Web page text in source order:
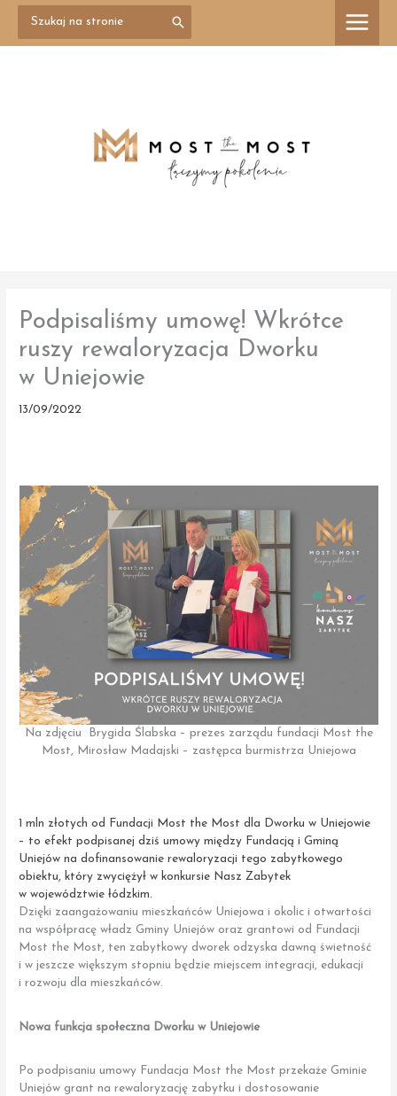
Przejdź
treści
for:
Podpisaliśmy umowę! Wkrótce
ruszy rewaloryzacja Dworku
w Uniejowie
13/09/2022
Na zdjęciu Brygida Ślabska – prezes zarządu fundacji Most the
Most, Mirosław Madajski – zastępca burmistrza Uniejowa
1 mln złotych od Fundacji Most the Most dla Dworku w Uniejowie
– to efekt podpisanej dziś umowy między Fundacją i Gminą
Uniejów na dofinansowanie rewaloryzacji tego zabytkowego
obiektu, który zwyciężył w konkursie Nasz Zabytek
w województwie łódzkim.
Dzięki zaangażowaniu mieszkańców Uniejowa i okolic i otwartości
na współpracę władz Gminy Uniejów oraz grantowi od Fundacji
Most the Most, ten zabytkowy dworek odzyska dawną świetność
i w jeszcze większym stopniu będzie miejscem integracji, edukacji
i rozwoju dla mieszkańców.
Nowa funkcja społeczna Dworku w Uniejowie
Po podpisaniu umowy Fundacja Most the Most przekaże Gminie
Uniejów grant na rewaloryzację zabytku i dostosowanie